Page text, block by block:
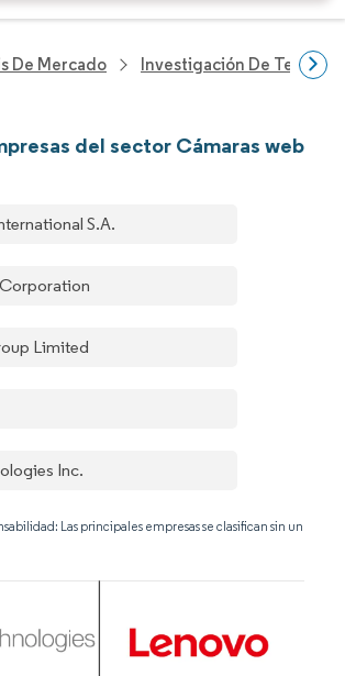
De Mercado Investigación De
del sector Cámaras web
S.A.
Limited
Inc.
Las principales empresas se clasifican sin un